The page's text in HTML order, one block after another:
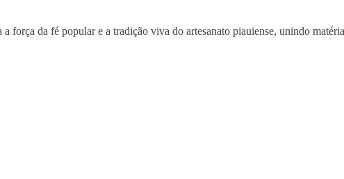
força da fé popular e a tradição viva do artesanato piauiense, unindo